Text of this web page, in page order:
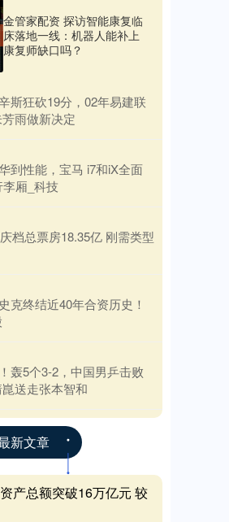
金管家配资 探访智能康复临
床落地一线：机器人能补上
康复师缺口吗？
斯狂砍19分，02年易建联
雨做新决定
到性能，宝马 i7和iX全面
厢_科技
档总票房18.35亿 刚需类型
克终结近40年合资历史！
轰5个3-2，中国男乒击败
送走张本智和
新文章
产总额突破16万亿元 较